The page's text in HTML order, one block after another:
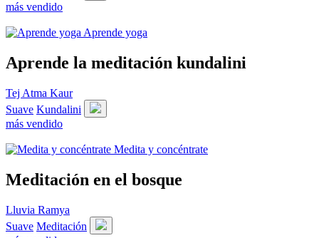
más vendido
Aprende yoga
Aprende la meditación kundalini
Tej Atma Kaur
Suave Kundalini
más vendido
Medita y concéntrate
Meditación en el bosque
Lluvia Ramya
Suave Meditación